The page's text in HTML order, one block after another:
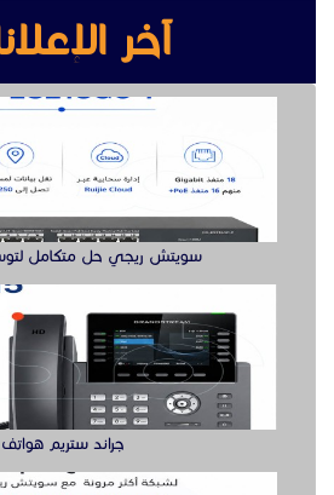
آخر
سويتش ريجي حل متكامل
جراند ستريم هواتف